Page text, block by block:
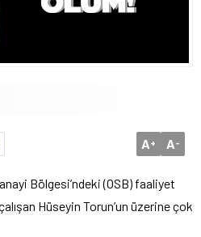
A+ A-
Bölgesi’ndeki (OSB) faaliyet
Hüseyin Torun’un üzerine çok